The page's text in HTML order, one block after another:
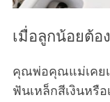
เมื่อลูกน้อยต้อ
คุณพ่อคุณแม่เคย
ฟันเหล็กสีเงินหรือ